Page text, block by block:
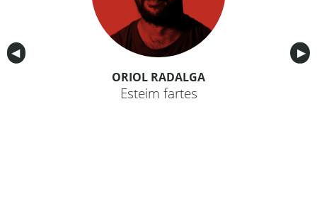
Anterior
◀︎ ▶︎
ORIOL RADALGA
Esteim fartes